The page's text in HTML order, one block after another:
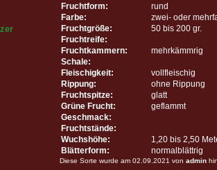
Fruchtform:
rund
Farbe:
zwei- oder
Fruchtgröße:
50 bis 200 gr.
Fruchtreife:
Fruchtkammern:
mehrkämmrig
Schale:
Fleischigkeit:
vollfleischig
Rippung:
ohne Rippung
Fruchtspitze:
glatt
Grüne Frucht:
geflammt
Geschmack:
Fruchtstände:
Wuchshöhe:
1,20 bis 2,50
Blätterform:
normalblättrig
Diese Sorte wurde am 02.09.2021 von admin